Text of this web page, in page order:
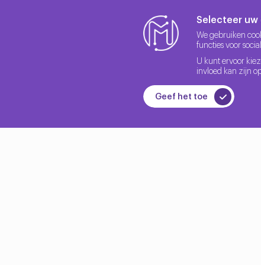
PostgreSQL Kayıt İşlemleri
İnternet sitelerine kaydolurken seçtiğini kullanıcı
PostgreSQL Veri Depolama
Selecteer
We gebruiken
functies voor
U kunt ervoor
invloed kan zijn
Geef het toe